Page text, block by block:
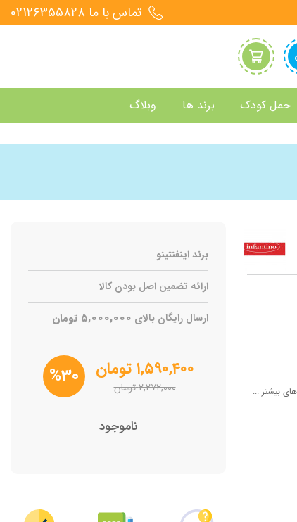
تماس با ما 021۲۶۳۵۵۸۲۸
حمل کودک برند ها وبلاگ
بیشتر ...
برند اینفنتینو
ارائه تضمین اصل بودن کالا
ارسال رایگان بالای ۵,۰۰۰,۰۰۰ تومان
۱,۵۹۰,۴۰۰ تومان
۲,۲۷۲,۰۰۰تومان %30
ناموجود